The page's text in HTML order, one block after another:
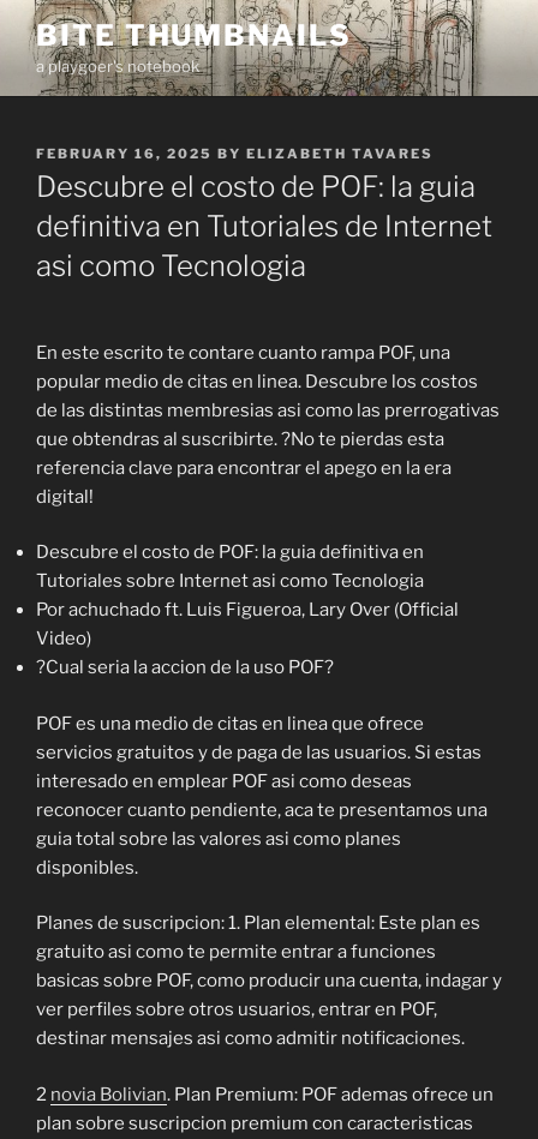
Skip
content
BITE THUMBNAILS
a playgoer's notebook
POSTED
ON
FEBRUARY 16, 2025 BY ELIZABETH TAVARES
Descubre el costo de POF: la guia
definitiva en Tutoriales de Internet
asi como Tecnologia
En este escrito te contare cuanto rampa POF, una
popular medio de citas en linea. Descubre los costos
de las distintas membresias asi como las prerrogativas
que obtendras al suscribirte. ?No te pierdas esta
referencia clave para encontrar el apego en la era
digital!
Descubre el costo de POF: la guia definitiva en
Tutoriales sobre Internet asi como Tecnologia
Por achuchado ft. Luis Figueroa, Lary Over (Official
Video)
?Cual seria la accion de la uso POF?
POF es una medio de citas en linea que ofrece
servicios gratuitos y de paga de las usuarios. Si estas
interesado en emplear POF asi como deseas
reconocer cuanto pendiente, aca te presentamos una
guia total sobre las valores asi como planes
disponibles.
Planes de suscripcion: 1. Plan elemental: Este plan es
gratuito asi como te permite entrar a funciones
basicas sobre POF, como producir una cuenta, indagar y
ver perfiles sobre otros usuarios, entrar en POF,
destinar mensajes asi como admitir notificaciones.
2 novia Bolivian. Plan Premium: POF ademas ofrece un
plan sobre suscripcion premium con caracteristicas